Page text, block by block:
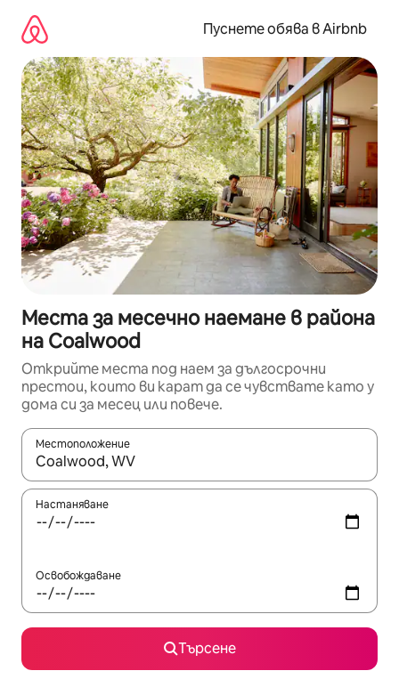
съдържанието
Пуснете обява в Airbnb
Места за месечно наемане в района
на Coalwood
Открийте места под наем за дългосрочни
престои, които ви карат да се чувствате като у
дома си за месец или повече.
Местоположение
Когато резултатите се покажат, използвайте
Настаняване
Освобождаване
Търсене